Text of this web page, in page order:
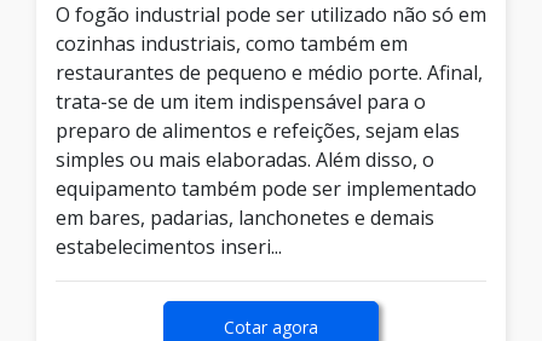
O fogão industrial pode ser utilizado não só em
cozinhas industriais, como também em
restaurantes de pequeno e médio porte. Afinal,
trata-se de um item indispensável para o
preparo de alimentos e refeições, sejam elas
simples ou mais elaboradas. Além disso, o
equipamento também pode ser implementado
em bares, padarias, lanchonetes e demais
estabelecimentos inseri...
Cotar agora